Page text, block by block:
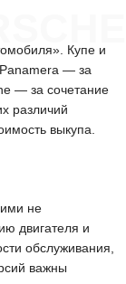
Купе и
Panamera — за
— за сочетание
различий
выкупа.
не
двигателя и
обслуживания,
важны